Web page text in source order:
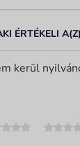
ÉRTÉKELI
kerül